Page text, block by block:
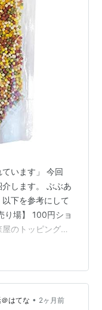
ています」 今回
します。 ぶぶあ
下を参考にして
り場】 100円ショ
のトッピング用
ーの周辺に置か
店（海苔屋、お茶
ぶあられを取り
点：カルディや
はてな • 2ヶ月前